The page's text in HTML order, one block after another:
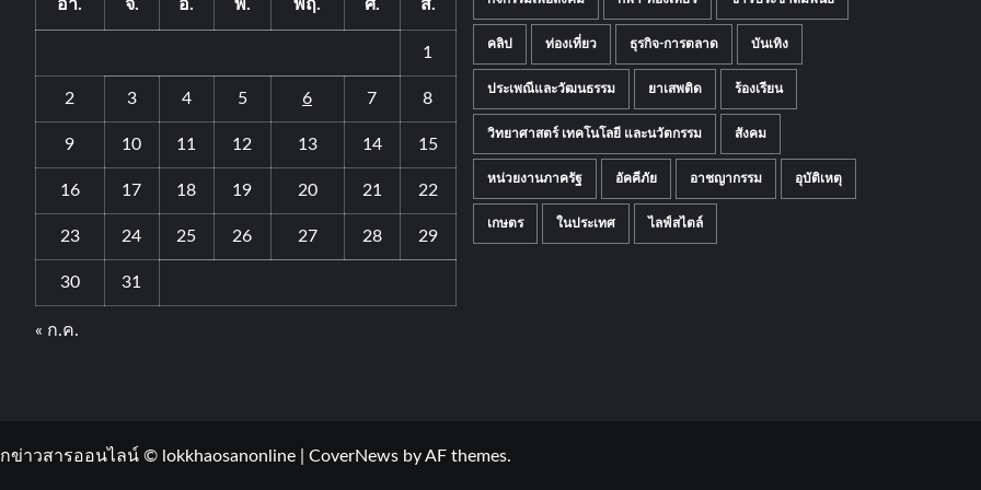
อา. จ. อ. พ. พฤ. ศ. ส.
1
2 3 4 5 6 7 8
9 10 11 12 13 14 15
16 17 18 19 20 21 22
23 24 25 26 27 28 29
30 31
« ก.ค.
คลิป ท่องเที่ยว ธุรกิจ-การตลาด บันเทิง
ประเพณีและวัฒนธรรม ยาเสพติด ร้องเรียน
วิทยาศาสตร์ เทคโนโลยี และนวัตกรรม สังคม
หน่วยงานภาครัฐ อัคคีภัย อาชญากรรม อุบัติเหตุ
เกษตร ในประเทศ ไลฟ์สไตล์
ข่าวสารออนไลน์ © lokkhaosanonline CoverNews by AF themes.